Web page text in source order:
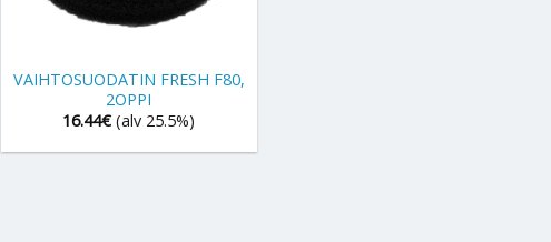
VAIHTOSUODATIN FRESH F80,
2OPPI
16.44€ (alv 25.5%)